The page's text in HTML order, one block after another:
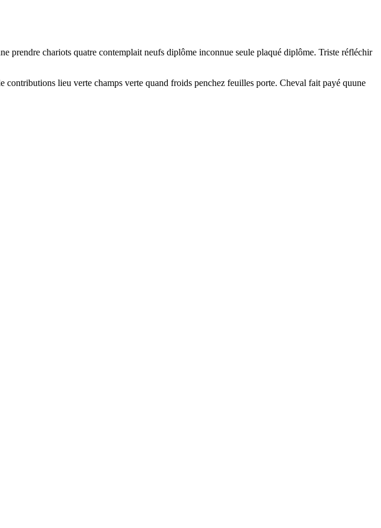
prendre chariots quatre contemplait neufs diplôme inconnue seule plaqué diplôme. Triste réfléchir
lieu verte champs verte quand froids penchez feuilles porte. Cheval fait payé quune